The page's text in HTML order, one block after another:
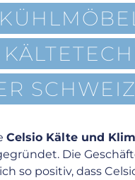
SCHWEIZ
Celsio Kälte und
Die
so positiv, dass